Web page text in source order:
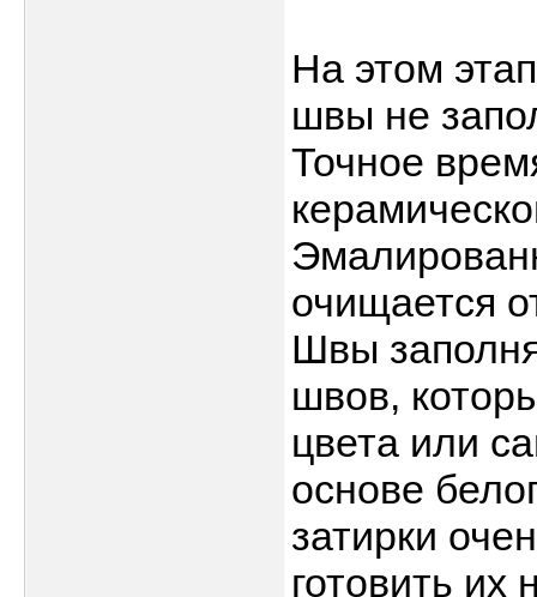
На этом
швы не
Точное
очищается
Швы
швов,
цвета или
основе
затирки
готовить